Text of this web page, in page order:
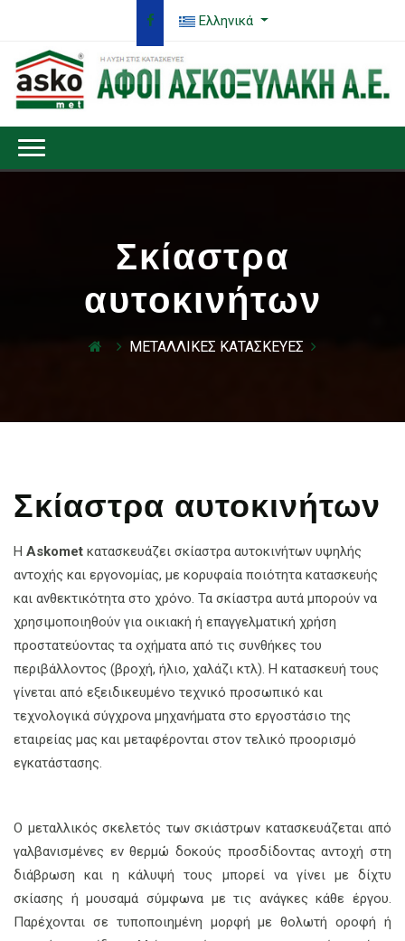
Ελληνικά
Σκίαστρα
αυτοκινήτων
ΜΕΤΑΛΛΙΚΕΣ ΚΑΤΑΣΚΕΥΕΣ
Σκίαστρα αυτοκινήτων
Η Askomet κατασκευάζει σκίαστρα αυτοκινήτων υψηλής
αντοχής και εργονομίας, με κορυφαία ποιότητα κατασκευής
και ανθεκτικότητα στο χρόνο. Τα σκίαστρα αυτά μπορούν να
χρησιμοποιηθούν για οικιακή ή επαγγελματική χρήση
προστατεύοντας τα οχήματα από τις συνθήκες του
περιβάλλοντος (βροχή, ήλιο, χαλάζι κτλ). Η κατασκευή τους
γίνεται από εξειδικευμένο τεχνικό προσωπικό και
τεχνολογικά σύγχρονα μηχανήματα στο εργοστάσιο της
εταιρείας μας και μεταφέρονται στον τελικό προορισμό
εγκατάστασης.
Ο μεταλλικός σκελετός των σκιάστρων κατασκευάζεται από
γαλβανισμένες εν θερμώ δοκούς προσδίδοντας αντοχή στη
διάβρωση και η κάλυψή τους μπορεί να γίνει με δίχτυ
σκίασης ή μουσαμά σύμφωνα με τις ανάγκες κάθε έργου.
Παρέχονται σε τυποποιημένη μορφή με θολωτή οροφή ή